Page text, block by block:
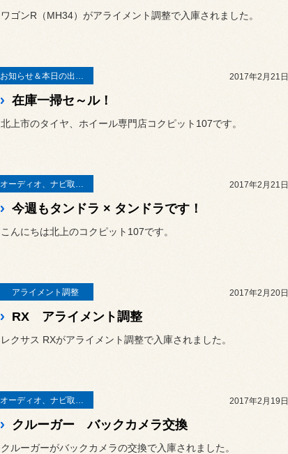
ワゴンR（MH34）がアライメント調整で入庫されました。
お知らせ＆本日の出来事 2017年2月21日
在庫一掃セ～ル！
北上市のタイヤ、ホイール専門店コクピット107です。
オーディオ、ナビ取り付け 2017年2月21日
今週もタンドラ × タンドラです！
こんにちは北上のコクピット107です。
アライメント調整 2017年2月20日
RX アライメント調整
レクサス RXがアライメント調整で入庫されました。
2017年2月19日
クルーガー バックカメラ交換
クルーガーがバックカメラの交換で入庫されました。